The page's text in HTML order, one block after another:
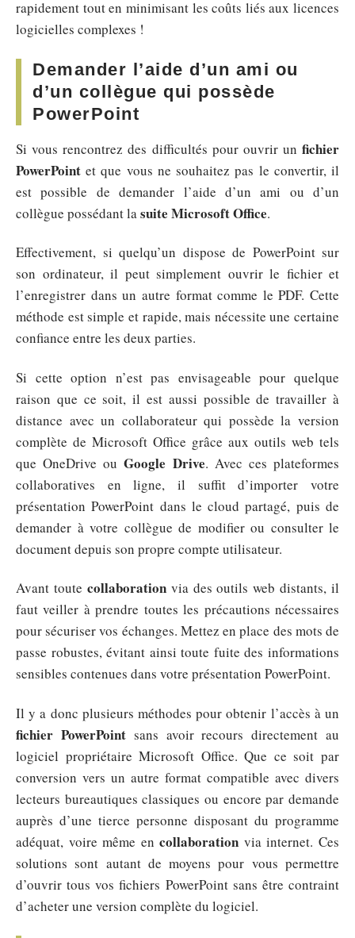
rapidement tout en minimisant les coûts liés aux licences
logicielles complexes !
Demander l’aide d’un ami ou
d’un collègue qui possède
PowerPoint
Si vous rencontrez des difficultés pour ouvrir un fichier
PowerPoint et que vous ne souhaitez pas le convertir, il
est possible de demander l’aide d’un ami ou d’un
collègue possédant la suite Microsoft Office.
Effectivement, si quelqu’un dispose de PowerPoint sur
son ordinateur, il peut simplement ouvrir le fichier et
l’enregistrer dans un autre format comme le PDF. Cette
méthode est simple et rapide, mais nécessite une certaine
confiance entre les deux parties.
Si cette option n’est pas envisageable pour quelque
raison que ce soit, il est aussi possible de travailler à
distance avec un collaborateur qui possède la version
complète de Microsoft Office grâce aux outils web tels
que OneDrive ouGoogle Drive. Avec ces plateformes
collaboratives en ligne, il suffit d’importer votre
présentation PowerPoint dans le cloud partagé, puis de
demander à votre collègue de modifier ou consulter le
document depuis son propre compte utilisateur.
Avant toute collaborationvia des outils web distants, il
faut veiller à prendre toutes les précautions nécessaires
pour sécuriser vos échanges. Mettez en place des mots de
passe robustes, évitant ainsi toute fuite des informations
sensibles contenues dans votre présentation PowerPoint.
Il y a donc plusieurs méthodes pour obtenir l’accès à un
fichier PowerPointsans avoir recours directement au
logiciel propriétaire Microsoft Office. Que ce soit par
conversion vers un autre format compatible avec divers
lecteurs bureautiques classiques ou encore par demande
auprès d’une tierce personne disposant du programme
adéquat, voire même encollaboration via internet. Ces
solutions sont autant de moyens pour vous permettre
d’ouvrir tous vos fichiers PowerPoint sans être contraint
d’acheter une version complète du logiciel.